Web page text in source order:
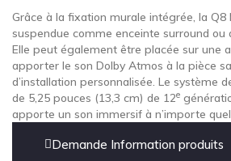
Grâce à la fixation murale intégrée, la Q8
suspendue comme enceinte surround ou
Elle peut également être placée sur une
apporter le son Dolby Atmos à la pièce
d’installation personnalisée. Le système
de 5,25 pouces (13,3 cm) de 12e
apporte un son immersif à n’importe
Demande Information produits